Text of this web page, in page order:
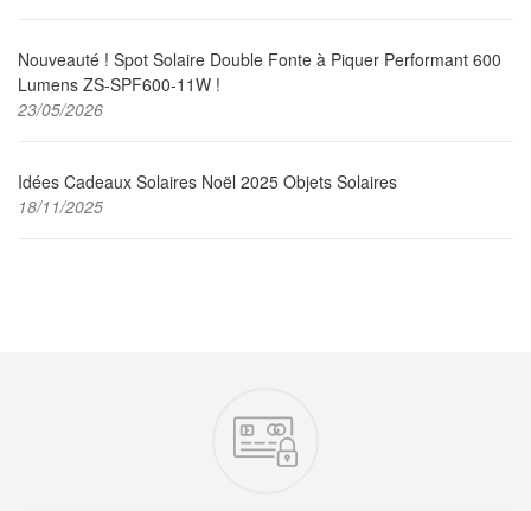
Nouveauté ! Spot Solaire Double Fonte à Piquer Performant 600
Lumens ZS-SPF600-11W !
23/05/2026
Idées Cadeaux Solaires Noël 2025 Objets Solaires
18/11/2025